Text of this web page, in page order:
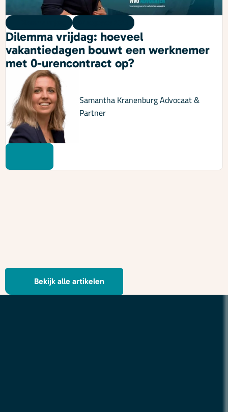
Dilemma vrijdag: hoeveel
vakantiedagen bouwt een werknemer
met 0-urencontract op?
Samantha KranenburgAdvocaat &
Partner
Bekijk alle artikelen